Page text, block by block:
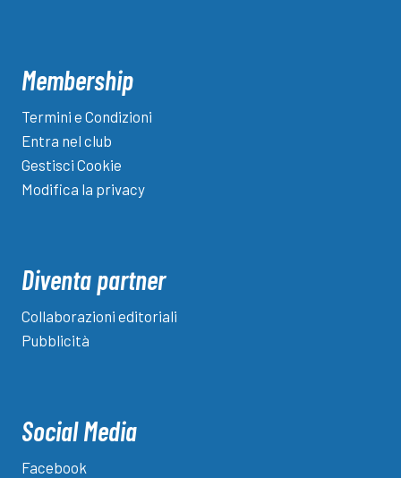
Membership
Termini e Condizioni
Entra nel club
Gestisci Cookie
Modifica la privacy
Diventa partner
Collaborazioni editoriali
Pubblicità
Social Media
Facebook